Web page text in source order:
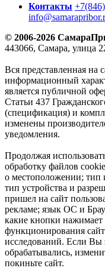
Контакты
© 2006-2026
443066, Самара, улица
Вся представленная на
информационный
является публичной
Статьи 437
(спецификация) и
изменены
уведомления.
Продолжая
обработку файлов
о местоположении; тип
тип устройства и
пришел на сайт
рекламе; язык ОС и
какие кнопки нажимает
функционирования
исследований. Если Вы
обрабатывались,
покиньте сайт.